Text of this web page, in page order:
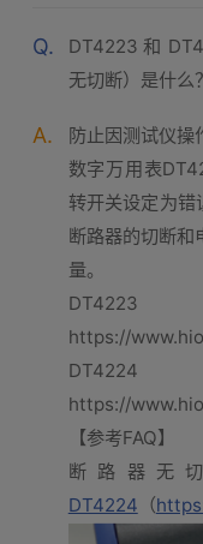
Q.
DT4223 和
无切断）是什么？
A.
防止因测试仪操
数字万用表
转开关设定为
断路器的切断和
量。
https://
https://
【参考FAQ】
断路器无
DT4224 （